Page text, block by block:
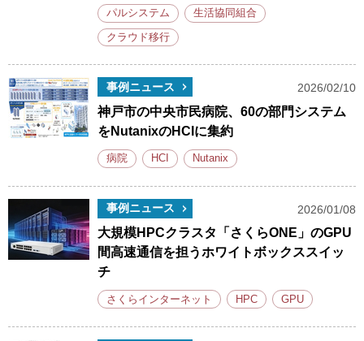
パルシステム 生活協同組合
クラウド移行
事例ニュース 2026/02/10
神戸市の中央市民病院、60の部門システム
をNutanixのHCIに集約
病院 HCI Nutanix
事例ニュース 2026/01/08
大規模HPCクラスタ「さくらONE」のGPU
間高速通信を担うホワイトボックススイッ
チ
さくらインターネット HPC GPU